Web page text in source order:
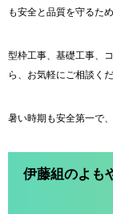
も安全と品質を守るた
型枠工事、基礎工事、
ら、お気軽にご相談くだ
暑い時期も安全第一で
伊藤組のよも